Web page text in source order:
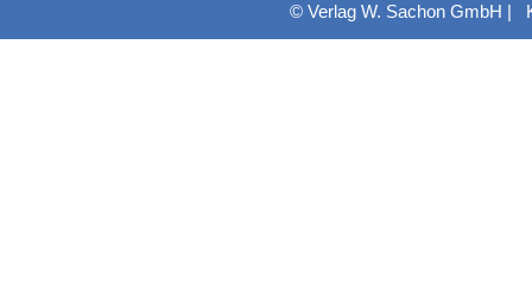
© Verlag W. Sachon GmbH |